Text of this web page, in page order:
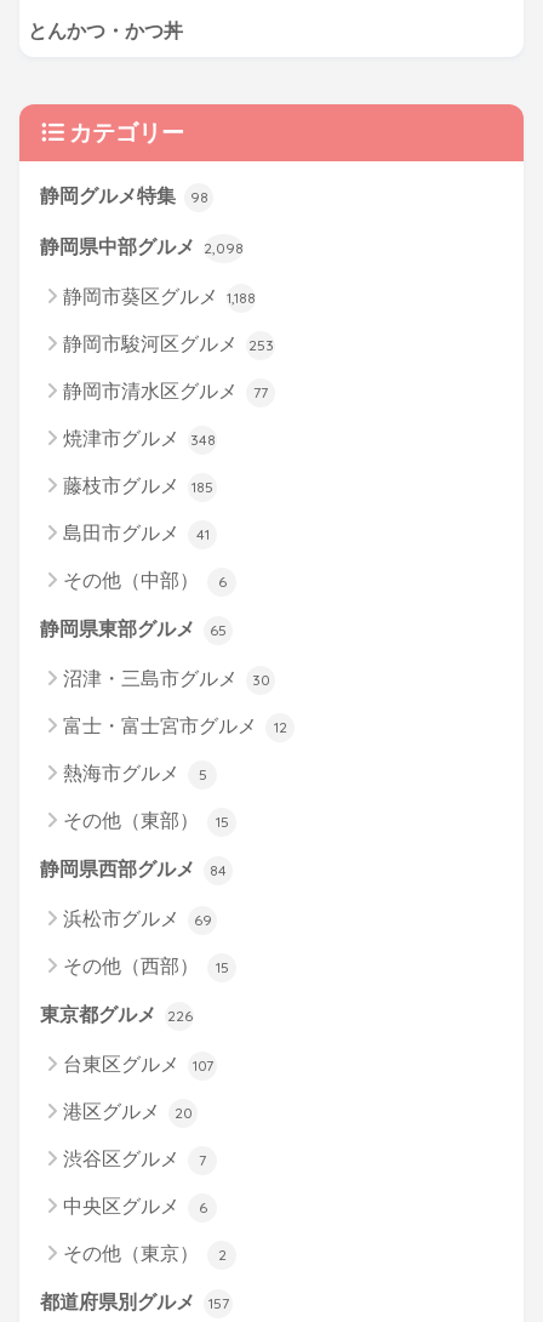
とんかつ・かつ丼
カテゴリー
静岡グルメ特集 98
静岡県中部グルメ 2,098
静岡市葵区グルメ 1,188
静岡市駿河区グルメ 253
静岡市清水区グルメ 77
焼津市グルメ 348
藤枝市グルメ 185
島田市グルメ 41
その他（中部） 6
静岡県東部グルメ 65
沼津・三島市グルメ 30
富士・富士宮市グルメ 12
熱海市グルメ 5
その他（東部） 15
静岡県西部グルメ 84
浜松市グルメ 69
その他（西部） 15
東京都グルメ 226
台東区グルメ 107
港区グルメ 20
渋谷区グルメ 7
中央区グルメ 6
その他（東京） 2
都道府県別グルメ 157